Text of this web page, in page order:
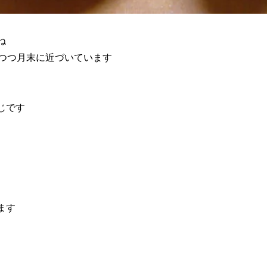
つ月末に近づいています
です
す